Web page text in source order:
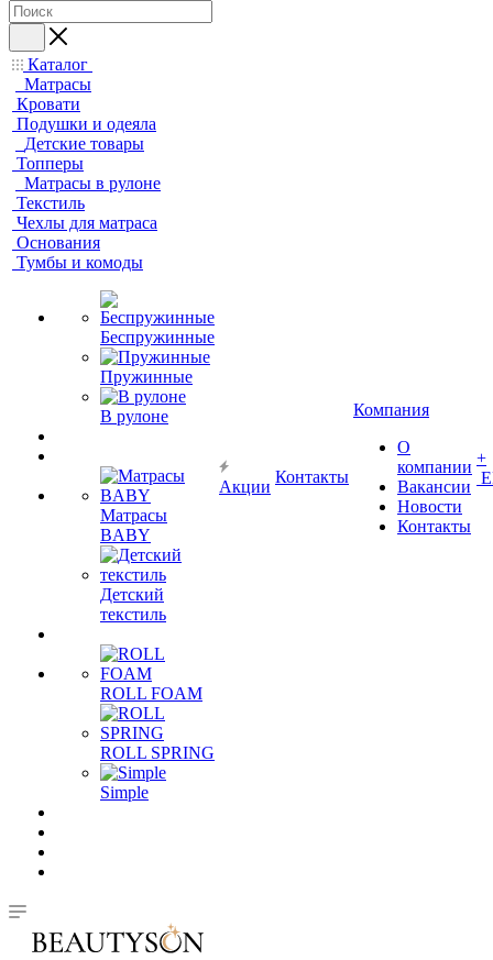
Каталог
Матрасы
Кровати
Подушки и одеяла
Детские товары
Топперы
Матрасы в рулоне
Текстиль
Чехлы для матраса
Основания
Тумбы и комоды
Беспружинные
Пружинные
В рулоне
Матрасы
BABY
Детский
текстиль
ROLL FOAM
ROLL SPRING
Simple
Акции
Контакты
Компания
О
компании
Вакансии
Новости
Контакты
+